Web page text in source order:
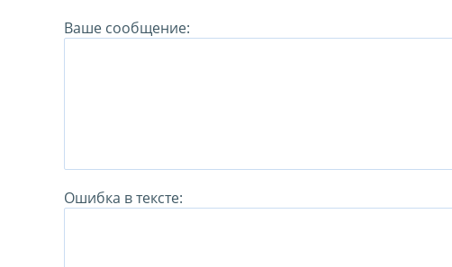
Ваше сообщение:
Ошибка в тексте: